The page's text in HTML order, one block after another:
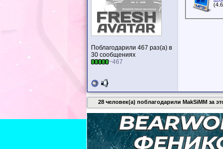
Поблагодарили 467 раз(а) в
30 сообщениях
~467
28 человек(а) поблагодарили MakSiMM за